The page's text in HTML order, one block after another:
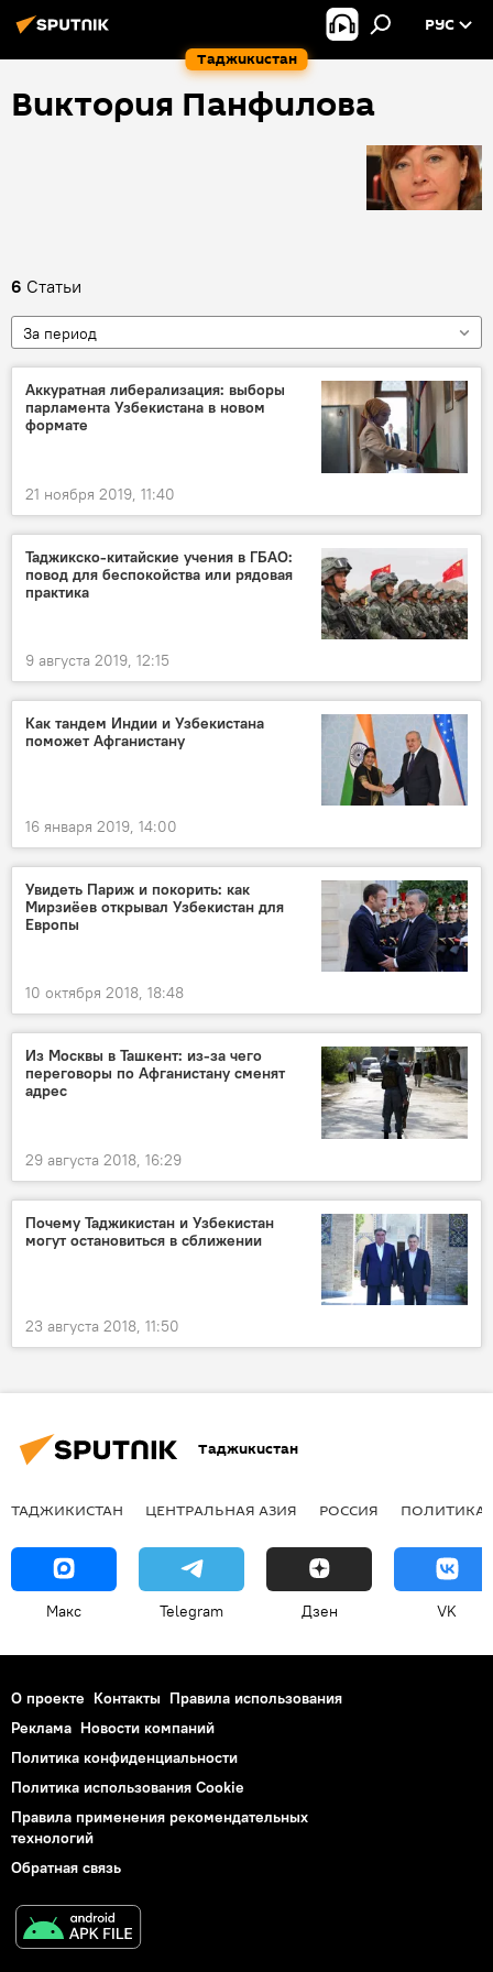
Таджикистан
РУС
Виктория Панфилова
6 Статьи
За период
Аккуратная либерализация: выборы
парламента Узбекистана в новом
формате
21 ноября 2019, 11:40
Таджикско-китайские учения в ГБАО:
повод для беспокойства или рядовая
практика
9 августа 2019, 12:15
Как тандем Индии и Узбекистана
поможет Афганистану
16 января 2019, 14:00
Увидеть Париж и покорить: как
Мирзиёев открывал Узбекистан для
Европы
10 октября 2018, 18:48
Из Москвы в Ташкент: из-за чего
переговоры по Афганистану сменят
адрес
29 августа 2018, 16:29
Почему Таджикистан и Узбекистан
могут остановиться в сближении
23 августа 2018, 11:50
Таджикистан
ТАДЖИКИСТАН ЦЕНТРАЛЬНАЯ АЗИЯ РОССИЯ ПОЛИТИКА
Макс Telegram Дзен VK
О проекте Контакты Правила использования
Реклама Новости компаний
Политика конфиденциальности
Политика использования Cookie
Правила применения рекомендательных
технологий
Обратная связь